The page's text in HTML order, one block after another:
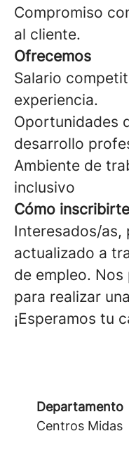
Compromiso
al cliente.
Ofrecemos
Salario
experiencia.
Oportunidades
desarrollo
Ambiente de
inclusivo
Cómo inscribirte
Interesados/as,
actualizado a
de empleo.
para realizar
¡Esperamos tu
Departamento
Centros Midas